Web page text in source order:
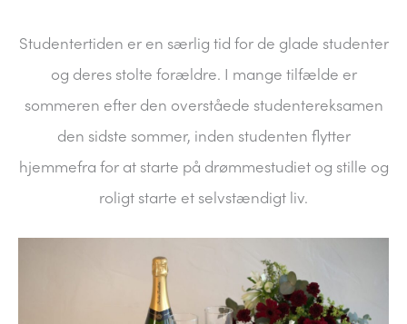
Studentertiden er en særlig tid for de glade studenter
og deres stolte forældre. I mange tilfælde er
sommeren efter den overståede studentereksamen
den sidste sommer, inden studenten flytter
hjemmefra for at starte på drømmestudiet og stille og
roligt starte et selvstændigt liv.